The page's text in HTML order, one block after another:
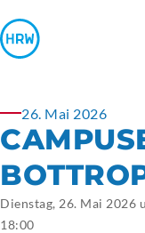
26. Mai 2026
Dienstag, 26. Mai 2026
18:00